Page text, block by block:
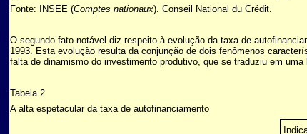
Fonte: INSEE (Comptes nationaux). Conseil National du Crédit.
O segundo fato notável diz respeito à evolução da taxa de
1993. Esta evolução resulta da conjunção de dois fenômenos
falta de dinamismo do investimento produtivo, que se traduziu em
Tabela 2
A alta espetacular da taxa de autofinanciamento